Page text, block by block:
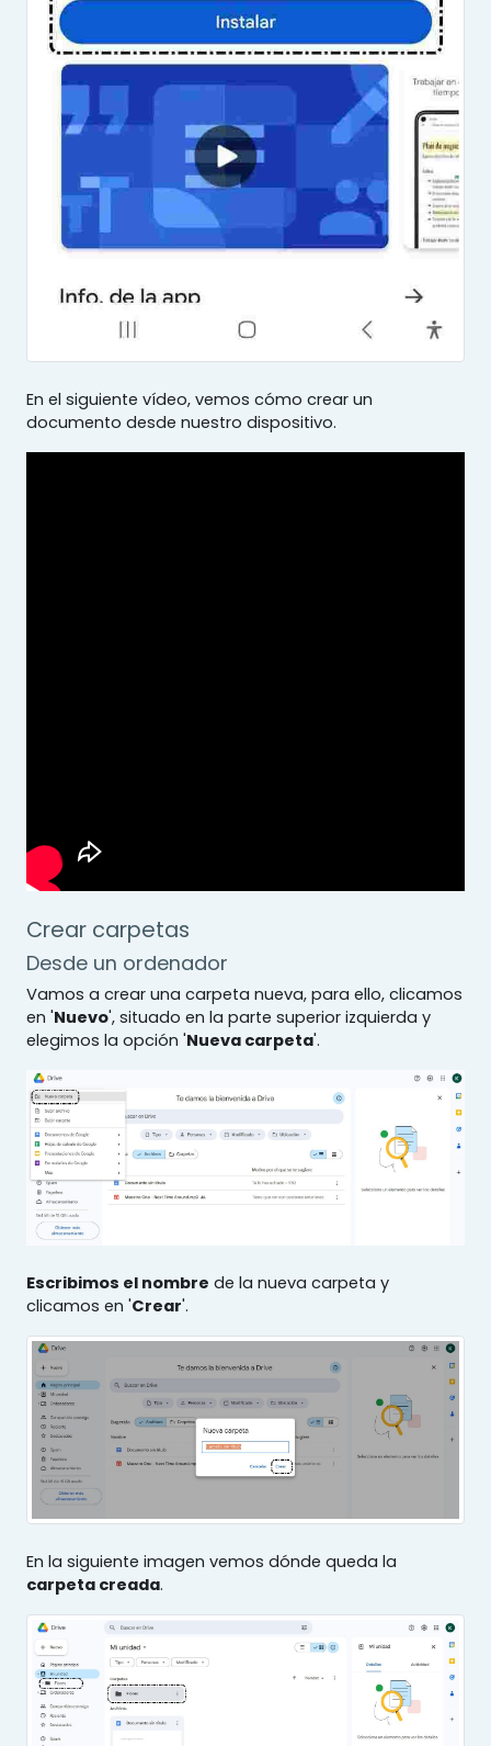
En el siguiente vídeo, vemos cómo crear un
documento desde nuestro dispositivo.
Crear carpetas
Desde un ordenador
Vamos a crear una carpeta nueva, para ello, clicamos
en 'Nuevo', situado en la parte superior izquierda y
elegimos la opción 'Nueva carpeta'.
Escribimos el nombre de la nueva carpeta y
clicamos en 'Crear'.
En la siguiente imagen vemos dónde queda la
carpeta creada.